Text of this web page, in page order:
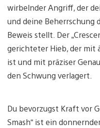
wirbelnder Angriff, der
und deine Beherrschung
Beweis stellt. Der
gerichteter Hieb, der mit
ist und mit präziser
den Schwung verlagert.
Du bevorzugst Kraft vor
Smash“ ist ein